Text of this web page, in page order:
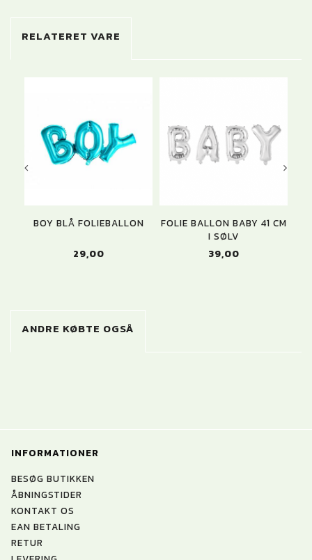
RELATERET VARE
BOY BLÅ FOLIEBALLON
29,00
FOLIE BALLON BABY 41 CM
I SØLV
39,00
ANDRE KØBTE OGSÅ
INFORMATIONER
BESØG BUTIKKEN
ÅBNINGSTIDER
KONTAKT OS
EAN BETALING
RETUR